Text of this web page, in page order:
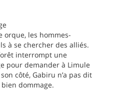
orque, les hommes-
à se chercher des alliés.
interrompt une
pour demander à Limule
côté, Gabiru n’a pas dit
dommage.